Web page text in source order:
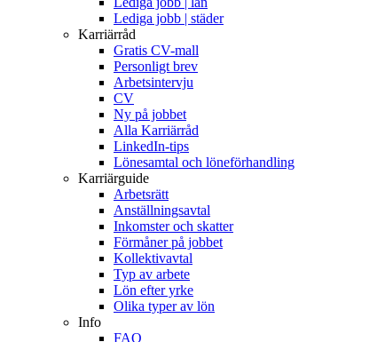
Lediga jobb | städer
Karriärråd
Gratis CV-mall
Personligt brev
Arbetsintervju
CV
Ny på jobbet
Alla Karriärråd
LinkedIn-tips
Lönesamtal och löneförhandling
Karriärguide
Arbetsrätt
Anställningsavtal
Inkomster och skatter
Förmåner på jobbet
Kollektivavtal
Typ av arbete
Lön efter yrke
Olika typer av lön
Info
FAQ